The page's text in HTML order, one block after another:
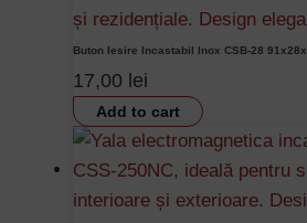
Buton Iesire Incastabil Inox CSB-28
17,00 lei
Add to cart